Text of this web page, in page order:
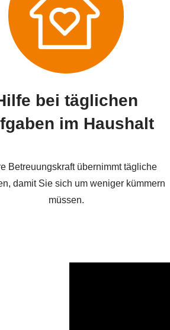
bei täglichen
im Haushalt
Betreuungskraft übernimmt tägliche
damit Sie sich um weniger kümmern
müssen.